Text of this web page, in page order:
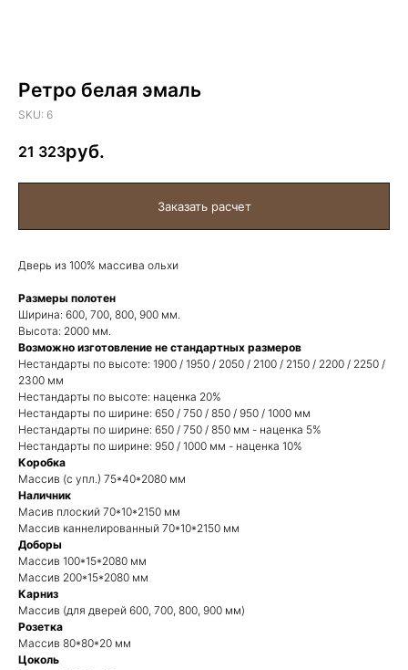
Ретро белая эмаль
SKU: 6
21 323
Дверь из 100% массива ольхи
Размеры полотен
Ширина: 600, 700, 800, 900 мм.
Высота: 2000 мм.
Возможно изготовление не стандартных размеров
Нестандарты по высоте: 1900 / 1950 / 2050 / 2100 / 2150 / 2200 / 2250 /
2300 мм
Нестандарты по высоте: наценка 20%
Нестандарты по ширине: 650 / 750 / 850 / 950 / 1000 мм
Нестандарты по ширине: 650 / 750 / 850 мм - наценка 5%
Нестандарты по ширине: 950 / 1000 мм - наценка 10%
Коробка
Массив (с упл.) 75*40*2080 мм
Наличник
Масив плоский 70*10*2150 мм
Массив каннелированный 70*10*2150 мм
Доборы
Массив 100*15*2080 мм
Массив 200*15*2080 мм
Карниз
Массив (для дверей 600, 700, 800, 900 мм)
Розетка
Массив 80*80*20 мм
Цоколь